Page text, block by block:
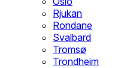
Rjukan
Rondane
Svalbard
Tromsø
Trondheim